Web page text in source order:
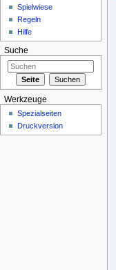
Spielwiese
Regeln
Hilfe
Suche
Werkzeuge
Spezialseiten
Druckversion